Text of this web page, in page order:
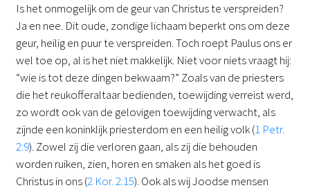
Is het onmogelijk om de geur van Christus te verspreiden?
Ja en nee. Dit oude, zondige lichaam beperkt ons om deze
geur, heilig en puur te verspreiden. Toch roept Paulus ons er
wel toe op, al is het niet makkelijk. Niet voor niets vraagt hij:
“wie is tot deze dingen bekwaam?” Zoals van de priesters
die het reukofferaltaar bedienden, toewijding verreist werd,
zo wordt ook van de gelovigen toewijding verwacht, als
zijnde een koninklijk priesterdom en een heilig volk (1 Petr.
2:9). Zowel zij die verloren gaan, als zij die behouden
worden ruiken, zien, horen en smaken als het goed is
Christus in ons (2 Kor. 2:15). Ook als wij Joodse mensen